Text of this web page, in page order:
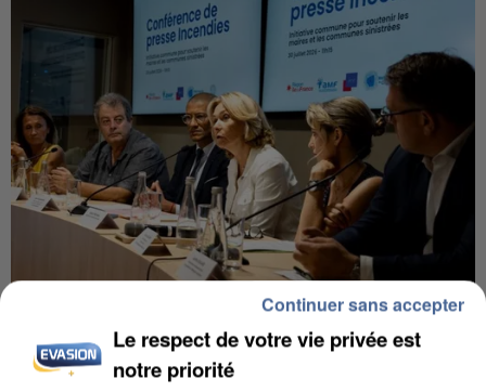
INCENDIES : L’ÎLE-DE-FRANCE LANCE UN ÉLAN
DE SOLIDARITÉ AVEC LES...
Le respect de votre vie privée est
notre priorité
Continuer sans accepter